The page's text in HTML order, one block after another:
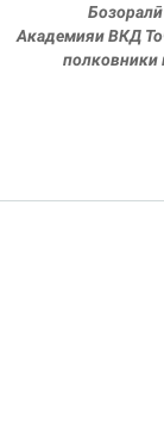
Академияи ВКД
полковники